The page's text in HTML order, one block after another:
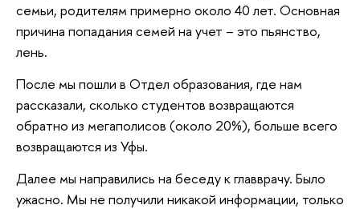
семьи, родителям примерно около 40 лет. Основная
причина попадания семей на учет – это пьянство,
лень.
После мы пошли в Отдел образования, где нам
рассказали, сколько студентов возвращаются
обратно из мегаполисов (около 20%), больше всего
возвращаются из Уфы.
Далее мы направились на беседу к главврачу. Было
ужасно. Мы не получили никакой информации, только